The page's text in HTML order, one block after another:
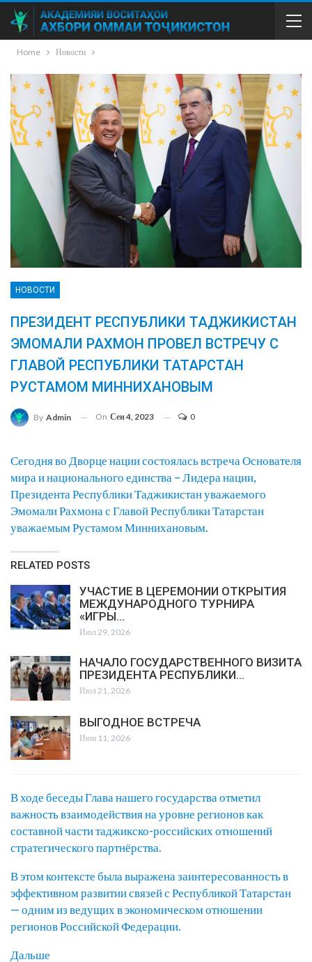
Home Новости
НОВОСТИ
ПРЕЗИДЕНТ РЕСПУБЛИКИ ТАДЖИКИСТАН
ЭМОМАЛИ РАХМОН ПРОВЕЛ ВСТРЕЧУ С
ГЛАВОЙ РЕСПУБЛИКИ ТАТАРСТАН
РУСТАМОМ МИННИХАНОВЫМ
By Admin On Сен 4, 2023 0
Сегодня во Дворце нации состоялась встреча Основателя
мира и национального единства – Лидера нации,
Президента Республики Таджикистан уважаемого
Эмомали Рахмона с Главой Республики Татарстан
уважаемым Рустамом Миннихановым.
RELATED POSTS
УЧАСТИЕ В ЦЕРЕМОНИИ ОТКРЫТИЯ
МЕЖДУНАРОДНОГО ТУРНИРА
«ИГРЫ…
Июл 29, 2026
НАЧАЛО ГОСУДАРСТВЕННОГО ВИЗИТА
ПРЕЗИДЕНТА РЕСПУБЛИКИ…
Июл 21, 2026
ВЫГОДНОЕ ВСТРЕЧА
Июн 11, 2026
В ходе беседы Глава нашего государства отметил
важность взаимодействия на уровне регионов как
составной части таджикско-российских отношений
стратегического партнёрства.
В этом контексте была выражена заинтересованность в
эффективном развитии связей с Республикой Татарстан
— одним из ведущих в экономическом отношении
регионов Российской Федерации.
Дальше